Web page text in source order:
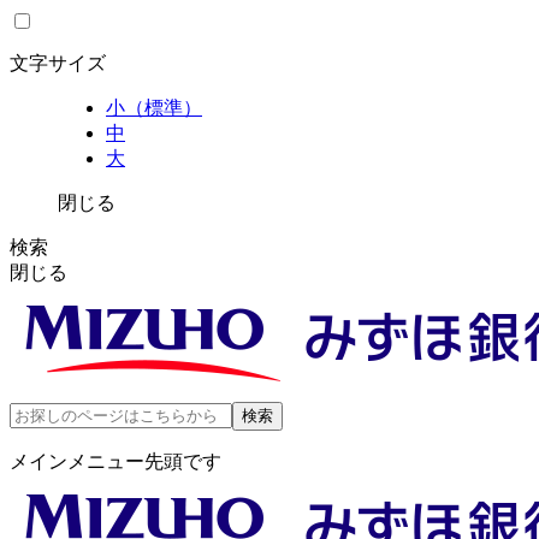
文字サイズ
小（標準）
中
大
閉じる
検索
閉じる
メインメニュー先頭です